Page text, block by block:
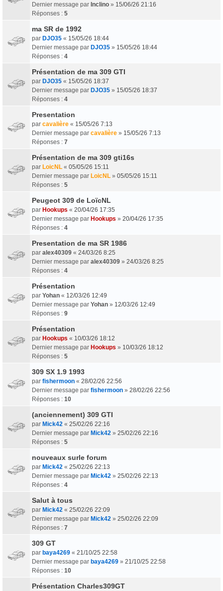
Dernier message par Inclino » 15/06/26 21:16
Réponses : 5
ma SR de 1992
par DJO35 « 15/05/26 18:44
Dernier message par DJO35 » 15/05/26 18:44
Réponses : 4
Présentation de ma 309 GTI
par DJO35 « 15/05/26 18:37
Dernier message par DJO35 » 15/05/26 18:37
Réponses : 4
Presentation
par cavalière « 15/05/26 7:13
Dernier message par cavalière » 15/05/26 7:13
Réponses : 7
Présentation de ma 309 gti16s
par LoicNL « 05/05/26 15:11
Dernier message par LoicNL » 05/05/26 15:11
Réponses : 5
Peugeot 309 de LoïcNL
par Hookups « 20/04/26 17:35
Dernier message par Hookups » 20/04/26 17:35
Réponses : 4
Presentation de ma SR 1986
par alex40309 « 24/03/26 8:25
Dernier message par alex40309 » 24/03/26 8:25
Réponses : 4
Présentation
par Yohan « 12/03/26 12:49
Dernier message par Yohan » 12/03/26 12:49
Réponses : 9
Présentation
par Hookups « 10/03/26 18:12
Dernier message par Hookups » 10/03/26 18:12
Réponses : 5
309 SX 1.9 1993
par fishermoon « 28/02/26 22:56
Dernier message par fishermoon » 28/02/26 22:56
Réponses : 10
(anciennement) 309 GTI
par Mick42 « 25/02/26 22:16
Dernier message par Mick42 » 25/02/26 22:16
Réponses : 5
nouveaux surle forum
par Mick42 « 25/02/26 22:13
Dernier message par Mick42 » 25/02/26 22:13
Réponses : 4
Salut à tous
par Mick42 « 25/02/26 22:09
Dernier message par Mick42 » 25/02/26 22:09
Réponses : 7
309 GT
par baya4269 « 21/10/25 22:58
Dernier message par baya4269 » 21/10/25 22:58
Réponses : 10
Présentation Charles309GT